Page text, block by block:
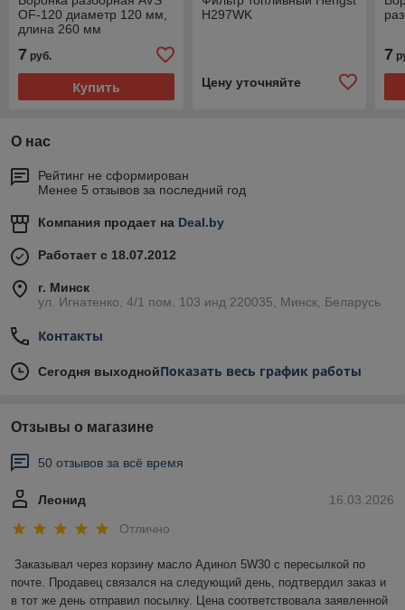
OF-120 диаметр 120 мм,
длина 260 мм
7 руб.
Купить
H297WK
Цену уточняйте
7
О нас
Рейтинг не сформирован
Менее 5 отзывов за последний год
Компания продает на Deal.by
Работает с 18.07.2012
г. Минск
ул. Игнатенко, 4/1 пом. 103 инд 220035, Минск, Беларусь
Контакты
Сегодня выходнойПоказать весь график работы
Отзывы о магазине
50 отзывов за всё время
16.03.2026
Леонид
Отлично
Заказывал через корзину масло Адинол 5W30 с пересылкой по
почте. Продавец связался на следующий день, подтвердил заказ и
в тот же день отправил посылку. Цена соответствовала заявленной